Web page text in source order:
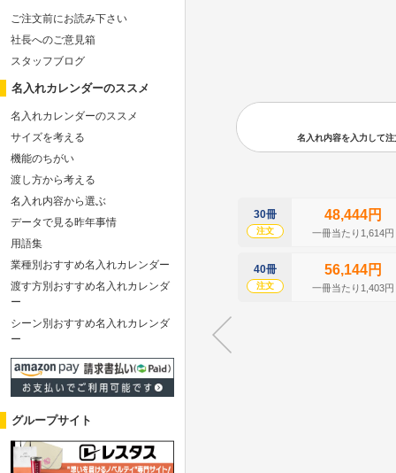
名入れ内容を入力して
30冊
注文
48,444円
一冊当たり1,614円
40冊
注文
56,144円
一冊当たり1,403円
ご注文前にお読み下さい
社長へのご意見箱
スタッフブログ
名入れカレンダーのススメ
名入れカレンダーのススメ
サイズを考える
機能のちがい
渡し方から考える
名入れ内容から選ぶ
データで見る昨年事情
用語集
業種別おすすめ名入れカレンダー
渡す方別おすすめ名入れカレンダ
ー
シーン別おすすめ名入れカレンダ
ー
グループサイト